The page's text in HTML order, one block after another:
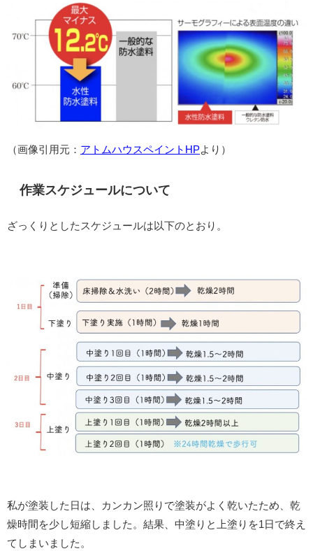
（画像引用元： アトムハウスペイントHP より）
作業スケジュールについて
ざっくりとしたスケジュールは以下のとおり。
私が塗装した日は、カンカン照りで塗装がよく乾いたため、乾
燥時間を少し短縮しました。結果、中塗りと上塗りを1日で終え
てしまいました。